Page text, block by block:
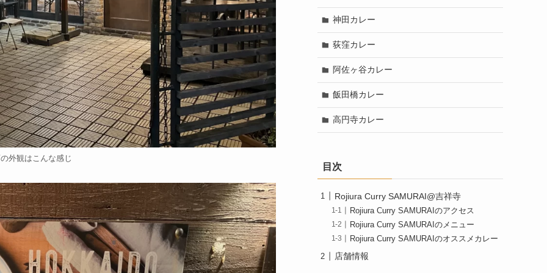
外観はこんな感じ
神田カレー
荻窪カレー
阿佐ヶ谷カレー
飯田橋カレー
高円寺カレー
目次
Rojiura Curry SAMURAI@吉祥寺
Rojiura Curry SAMURAIのアクセス
Rojiura Curry SAMURAIのメニュー
Rojiura Curry SAMURAIのオススメカレー
店舗情報